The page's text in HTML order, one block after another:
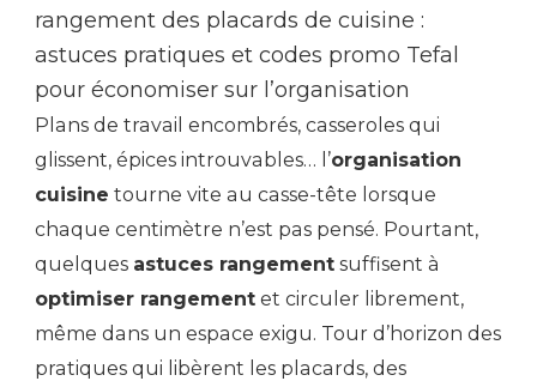
rangement des placards de cuisine :
astuces pratiques et codes promo Tefal
pour économiser sur l’organisation
Plans de travail encombrés, casseroles qui
glissent, épices introuvables… l’organisation
cuisine tourne vite au casse-tête lorsque
chaque centimètre n’est pas pensé. Pourtant,
quelques astuces rangement suffisent à
optimiser rangement et circuler librement,
même dans un espace exigu. Tour d’horizon des
pratiques qui libèrent les placards, des